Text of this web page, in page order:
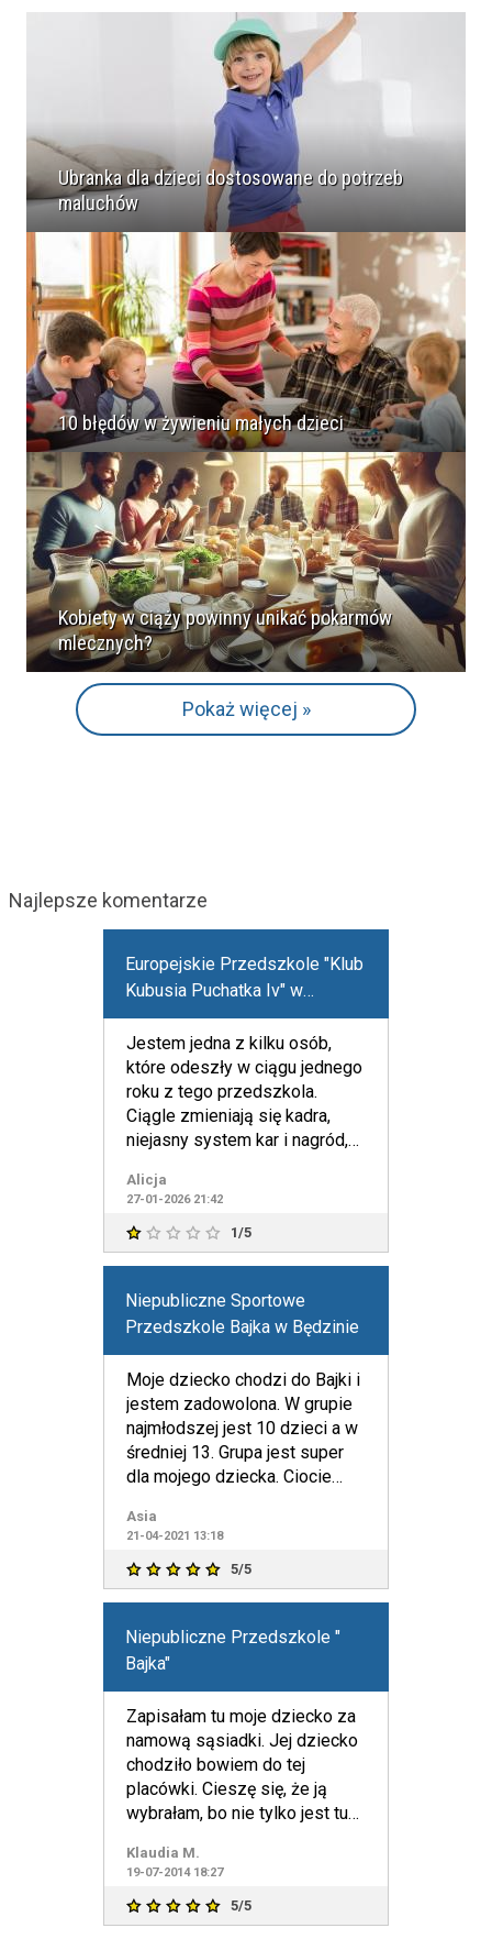
Ubranka dla dzieci dostosowane do potrzeb
maluchów
10 błędów w żywieniu małych dzieci
Kobiety w ciąży powinny unikać pokarmów
mlecznych?
Pokaż więcej »
Najlepsze komentarze
Europejskie Przedszkole "Klub
Kubusia Puchatka Iv" w
Kiełczowie
Jestem jedna z kilku osób,
które odeszły w ciągu jednego
roku z tego przedszkola.
Ciągle zmieniają się kadra,
niejasny system kar i nagród,
Alicja
27-01-2026 21:42
1/5
Niepubliczne Sportowe
Przedszkole Bajka w Będzinie
Moje dziecko chodzi do Bajki i
jestem zadowolona. W grupie
najmłodszej jest 10 dzieci a w
średniej 13. Grupa jest super
dla mojego dziecka. Ciocie
Asia
21-04-2021 13:18
5/5
Niepubliczne Przedszkole "
Bajka"
Zapisałam tu moje dziecko za
namową sąsiadki. Jej dziecko
chodziło bowiem do tej
placówki. Cieszę się, że ją
wybrałam, bo nie tylko jest tu
Klaudia M.
19-07-2014 18:27
5/5